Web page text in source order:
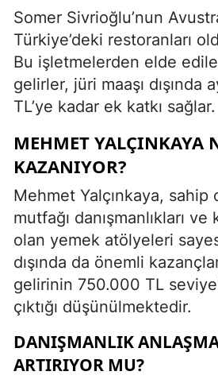
Somer Sivrioğlu’nun
Türkiye’deki restoranları
Bu işletmelerden elde
gelirler, jüri maaşı dışında
TL’ye kadar ek katkı sağlar.
MEHMET YALÇINKAYA
KAZANIYOR?
Mehmet Yalçınkaya, sahip
mutfağı danışmanlıkları ve
olan yemek atölyeleri
dışında da önemli
gelirinin 750.000 TL
çıktığı düşünülmektedir.
DANIŞMANLIK
ARTIRIYOR MU?